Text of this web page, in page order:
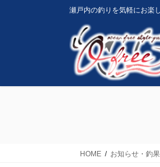
瀬戸内の釣りを気軽にお楽
HOME お知らせ・釣